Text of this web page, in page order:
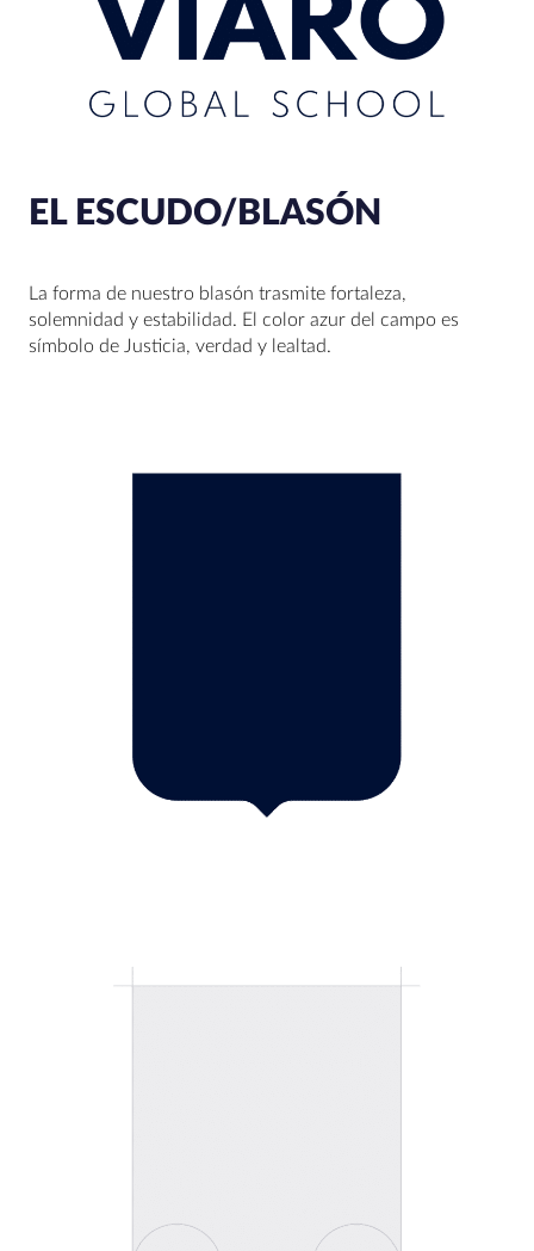
EL ESCUDO/BLASÓN
La forma de nuestro blasón trasmite fortaleza,
solemnidad y estabilidad. El color azur del campo es
símbolo de Justicia, verdad y lealtad.